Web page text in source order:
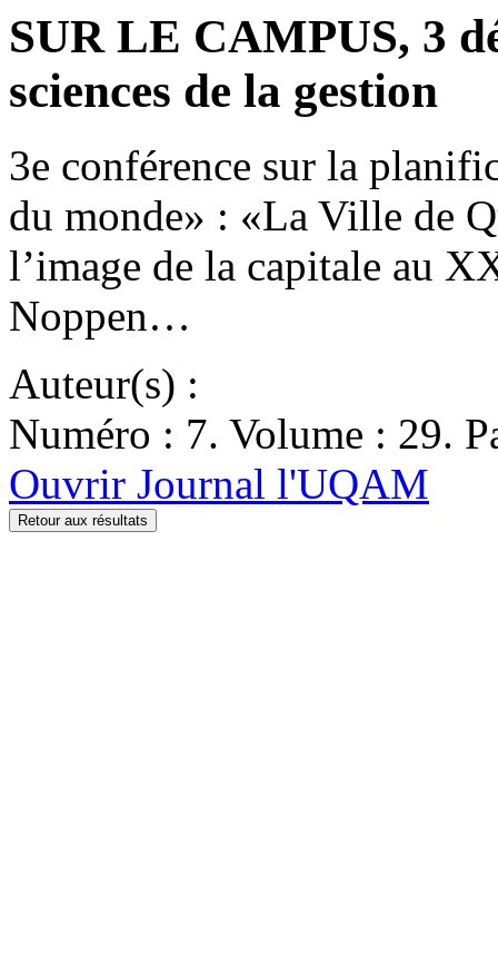
SUR LE CAMPUS, 3
sciences de la gestion
3e conférence sur la
du monde» : «La Ville de
l’image de la capitale au
Noppen…
Auteur(s) :
Numéro : 7. Volume : 29.
Ouvrir Journal l'UQAM
Retour aux résultats